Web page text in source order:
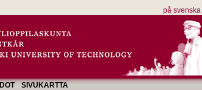
på svenska
SIVUKARTTA